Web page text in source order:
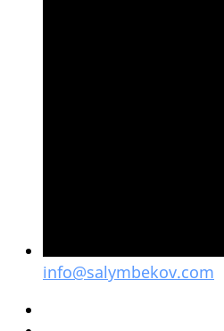
info@salymbekov.com